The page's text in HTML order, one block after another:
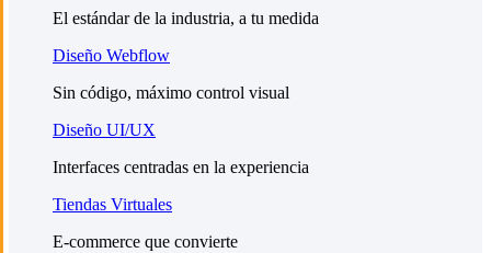
El estándar de la industria, a tu medida
Diseño Webflow
Sin código, máximo control visual
Diseño UI/UX
Interfaces centradas en la experiencia
Tiendas Virtuales
E-commerce que convierte